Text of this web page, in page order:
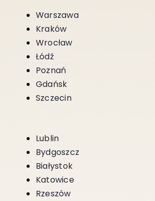
Warszawa
Kraków
Wrocław
Łódź
Poznań
Gdańsk
Szczecin
Lublin
Bydgoszcz
Białystok
Katowice
Rzeszów